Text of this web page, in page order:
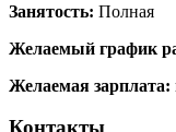
Занятость: Полная
Желаемый график
Желаемая зарплата: